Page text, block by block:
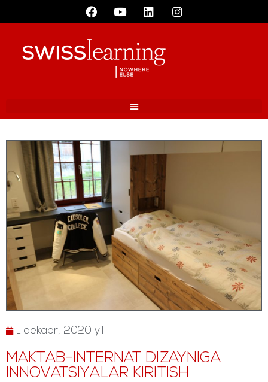
1 dekabr, 2020 yil
MAKTAB-INTERNAT DIZAYNIGA
INNOVATSIYALAR KIRITISH